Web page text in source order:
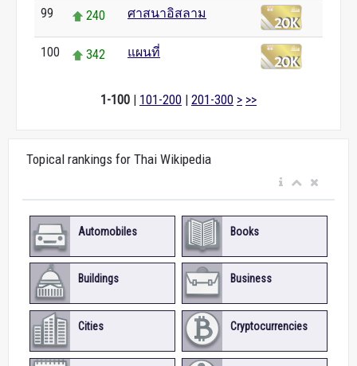
99 240 ศาสนาอิสลาม
100 342 แผนที่
1-100 | 101-200 | 201-300 > >>
Topical rankings for Thai Wikipedia
Automobiles Books
Buildings Business
Cities Cryptocurrencies